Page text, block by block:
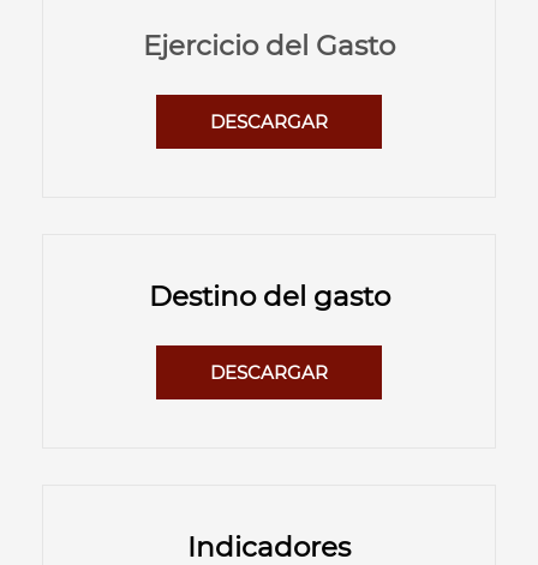
Ejercicio del Gasto
DESCARGAR
Destino del gasto
DESCARGAR
Indicadores